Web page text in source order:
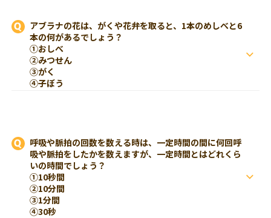
アブラナの花は、がくや花弁を取ると、1本のめしべと6
本の何があるでしょう？
①おしべ
②みつせん
③がく
④子ぼう
呼吸や脈拍の回数を数える時は、一定時間の間に何回呼
吸や脈拍をしたかを数えますが、一定時間とはどれくら
いの時間でしょう？
①10秒間
②10分間
③1分間
④30秒